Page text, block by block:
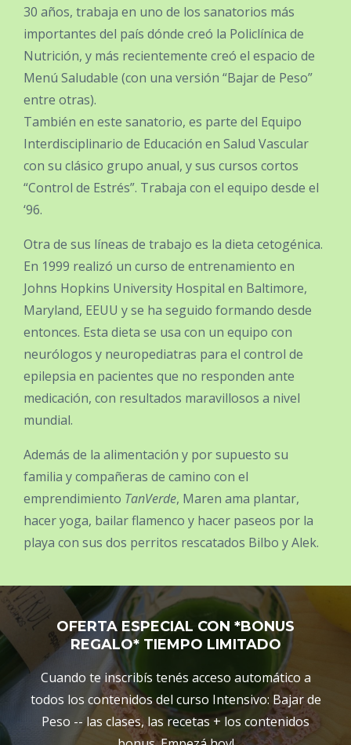
30 años, trabaja en uno de los sanatorios más
importantes del país dónde creó la Policlínica de
Nutrición, y más recientemente creó el espacio de
Menú Saludable (con una versión “Bajar de Peso”
entre otras).
También en este sanatorio, es parte del Equipo
Interdisciplinario de Educación en Salud Vascular
con su clásico grupo anual, y sus cursos cortos
“Control de Estrés”. Trabaja con el equipo desde el
‘96.
Otra de sus líneas de trabajo es la dieta cetogénica.
En 1999 realizó un curso de entrenamiento en
Johns Hopkins University Hospital en Baltimore,
Maryland, EEUU y se ha seguido formando desde
entonces. Esta dieta se usa con un equipo con
neurólogos y neuropediatras para el control de
epilepsia en pacientes que no responden ante
medicación, con resultados maravillosos a nivel
mundial.
Además de la alimentación y por supuesto su
familia y compañeras de camino con el
emprendimiento TanVerde, Maren ama plantar,
hacer yoga, bailar flamenco y hacer paseos por la
playa con sus dos perritos rescatados Bilbo y Alek.
OFERTA ESPECIAL CON *BONUS
REGALO* TIEMPO LIMITADO
Cuando te inscribís tenés acceso automático a
todos los contenidos del curso Intensivo: Bajar de
Peso -- las clases, las recetas + los contenidos